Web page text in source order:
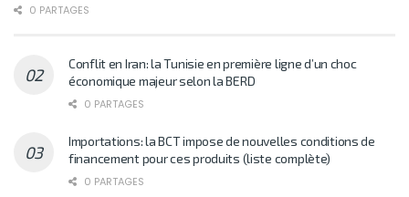
0 PARTAGES
Conflit en Iran: la Tunisie en première ligne d’un choc
économique majeur selon la BERD
0 PARTAGES
Importations: la BCT impose de nouvelles conditions de
financement pour ces produits (liste complète)
0 PARTAGES